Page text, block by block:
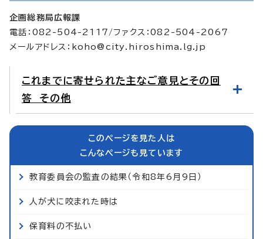
企画総務局広報課
電話：082-504-2117/ファクス：082-504-2067
メールアドレス： koho@city.hiroshima.lg.jp
これまでに寄せられた主なご意見とその回
答 その他
このページを見た人は
こんなページも見ています
教育委員会の監査の結果（令和8年6月9日）
人が犬に咬まれた時は
保育料の不払い